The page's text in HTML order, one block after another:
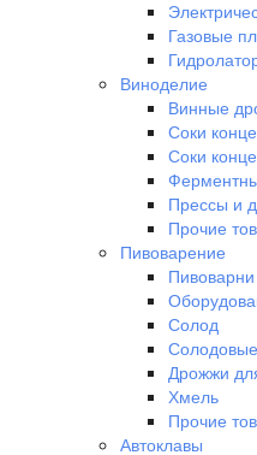
Газовые
Виноделие
Винные
Соки
Соки
Прессы и
Прочие
Пивоварение
Пивоварни
Солод
Солодовые
Дрожжи
Хмель
Прочие
Автоклавы